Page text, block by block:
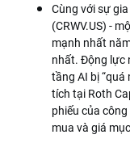
Cùng với sự
(CRWV.US) -
mạnh nhất
nhất. Động lực
tầng AI bị
tích tại Roth
phiếu của
mua và giá